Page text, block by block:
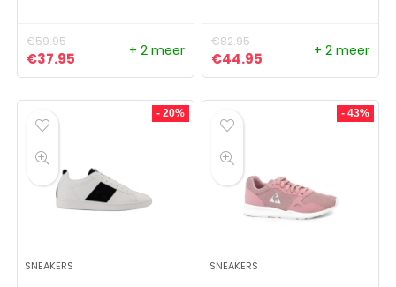
€59.95
Oorspronkelijke prijs was: €59.95.
€37.95 Huidige prijs is: €37.95.
+ 2 meer
€82.95
Oorspronkelijke prijs was:
€44.95 Huidige prijs is:
+ 2 meer
- 20%
SNEAKERS
- 43%
SNEAKERS